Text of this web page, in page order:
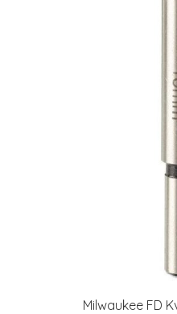
Milwaukee FD